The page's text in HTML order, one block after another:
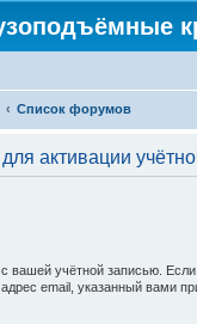
Список форумов
активации
вашей учётной записью.
email, указанный вами